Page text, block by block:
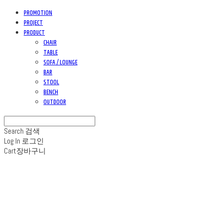
PROMOTION
PROJECT
PRODUCT
CHAIR
TABLE
SOFA / LOUNGE
BAR
STOOL
BENCH
OUTDOOR
Search 검색
Log In 로그인
Cart장바구니